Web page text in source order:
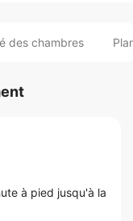
des chambres
à pied jusqu'à la